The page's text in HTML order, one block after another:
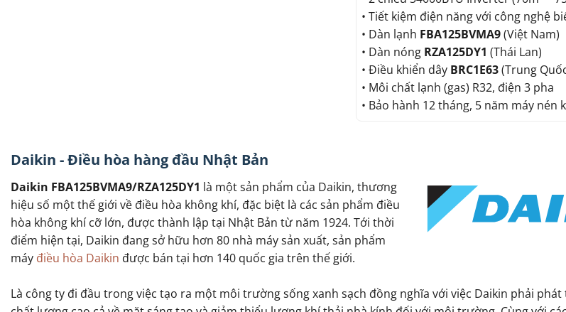
• Tiết kiệm điện năng với công nghệ
• Dàn lạnh FBA125BVMA9(Việt Nam)
• Dàn nóng RZA125DY1 (Thái Lan)
• Điều khiển dây BRC1E63(Trung
• Môi chất lạnh (gas) R32, điện 3 pha
• Bảo hành 12 tháng, 5 năm máy nén
Daikin - Điều hòa hàng đầu Nhật Bản
Daikin FBA125BVMA9/RZA125DY1 là một sản phẩm của Daikin, thương
hiệu số một thế giới về điều hòa không khí, đặc biệt là các sản phẩm điều
hòa không khí cỡ lớn, được thành lập tại Nhật Bản từ năm 1924. Tới thời
điểm hiện tại, Daikin đang sở hữu hơn 80 nhà máy sản xuất, sản phẩm
máy điều hòa Daikin được bán tại hơn 140 quốc gia trên thế giới.
Là công ty đi đầu trong việc tạo ra một môi trường sống xanh sạch đồng nghĩa với việc Daikin phải phát